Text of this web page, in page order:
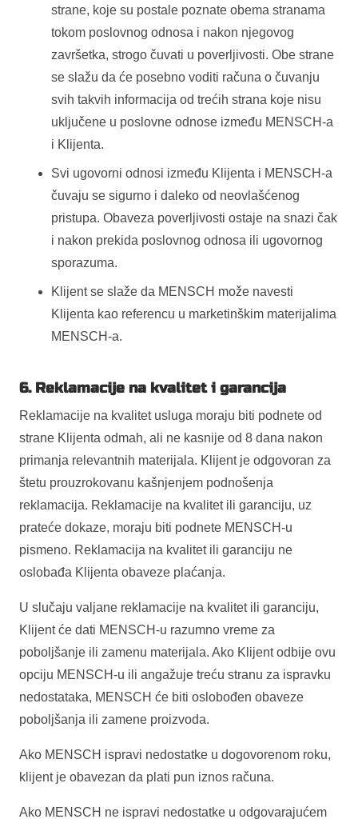
strane, koje su postale poznate obema stranama
tokom poslovnog odnosa i nakon njegovog
završetka, strogo čuvati u poverljivosti. Obe strane
se slažu da će posebno voditi računa o čuvanju
svih takvih informacija od trećih strana koje nisu
uključene u poslovne odnose između MENSCH-a
i Klijenta.
Svi ugovorni odnosi između Klijenta i MENSCH-a
čuvaju se sigurno i daleko od neovlašćenog
pristupa. Obaveza poverljivosti ostaje na snazi čak
i nakon prekida poslovnog odnosa ili ugovornog
sporazuma.
Klijent se slaže da MENSCH može navesti
Klijenta kao referencu u marketinškim materijalima
MENSCH-a.
6. Reklamacije na kvalitet i garancija
Reklamacije na kvalitet usluga moraju biti podnete od
strane Klijenta odmah, ali ne kasnije od 8 dana nakon
primanja relevantnih materijala. Klijent je odgovoran za
štetu prouzrokovanu kašnjenjem podnošenja
reklamacija. Reklamacije na kvalitet ili garanciju, uz
prateće dokaze, moraju biti podnete MENSCH-u
pismeno. Reklamacija na kvalitet ili garanciju ne
oslobađa Klijenta obaveze plaćanja.
U slučaju valjane reklamacije na kvalitet ili garanciju,
Klijent će dati MENSCH-u razumno vreme za
poboljšanje ili zamenu materijala. Ako Klijent odbije ovu
opciju MENSCH-u ili angažuje treću stranu za ispravku
nedostataka, MENSCH će biti oslobođen obaveze
poboljšanja ili zamene proizvoda.
Ako MENSCH ispravi nedostatke u dogovorenom roku,
klijent je obavezan da plati pun iznos računa.
Ako MENSCH ne ispravi nedostatke u odgovarajućem